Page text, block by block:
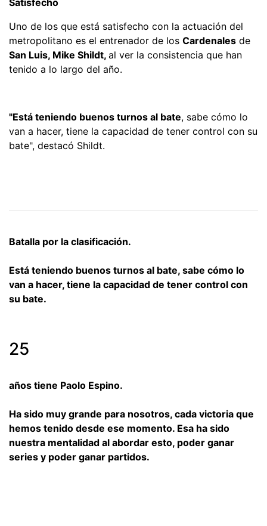
Uno de los que está satisfecho con la actuación del
metropolitano es el entrenador de los Cardenales de
San Luis, Mike Shildt, al ver la consistencia que han
tenido a lo largo del año.
"Está teniendo buenos turnos al bate, sabe cómo lo
van a hacer, tiene la capacidad de tener control con su
bate", destacó Shildt.
Batalla por la clasificación.
Está teniendo buenos turnos al bate, sabe cómo lo
van a hacer, tiene la capacidad de tener control con
su bate.
25
años tiene Paolo Espino.
Ha sido muy grande para nosotros, cada victoria que
hemos tenido desde ese momento. Esa ha sido
nuestra mentalidad al abordar esto, poder ganar
series y poder ganar partidos.